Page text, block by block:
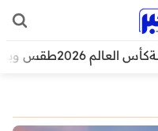
كأس العالم 2026 طقس